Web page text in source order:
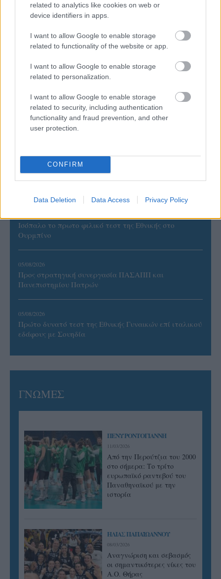
related to analytics like cookies on web or
device identifiers in apps.
I want to allow Google to enable storage
related to functionality of the website or app.
I want to allow Google to enable storage
related to personalization.
I want to allow Google to enable storage
related to security, including authentication
functionality and fraud prevention, and other
user protection.
CONFIRM
Data Deletion Data Access Privacy Policy
ΡΟΗ ΕΙΔΗΣΕΩΝ
06/08/2026
Το πάλεψε μέχρι τέλους η Εθνική γυναικών κόντρα
06/08/2026
Η FIVB σχεδιάζει να διοργανώσει το Παγκόσμιο
Έτοιμη για… υψηλές πτήσεις η Μπενφίκα του Ψάρρα
Ισόπαλο το πρωτο φιλικό τεστ της Εθνικής στο
Ουρμπίνο
05/08/2026
Προς στρατηγική συνεργασία ΠΑΣΑΠΠ και
Πανεπιστημίου Πατρών
05/08/2026
Πρώτο δυνατό τεστ της Εθνικής Γυναικών επί ιταλικού
εδάφους με Σουηδία
ΓΝΩΜΕΣ
ΠΕΝΥ ΡΟΝΤΟΓΙΑΝΝΗ
11/03/2026
Από την Περούτζια του 2000
στο σήμερα: Tο τρίτο
ευρωπαϊκό ραντεβού του
Παναθηναϊκού με την
ιστορία
ΗΛΙΑΣ ΠΑΠΑΪΩΑΝΝΟΥ
08/03/2026
Αναγνώριση και σεβασμός
οι σημαντικότερες νίκες του
Α.Ο. Θήρας